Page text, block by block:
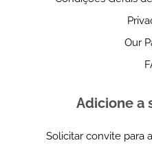
Our
Adicione a
Solicitar convite para